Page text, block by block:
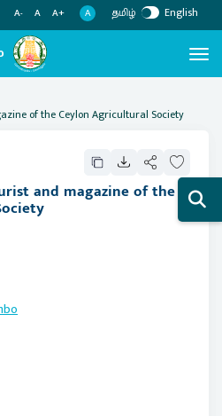
A- A A+ A தமிழ் English
of the Ceylon Agricultural Society
and magazine of the